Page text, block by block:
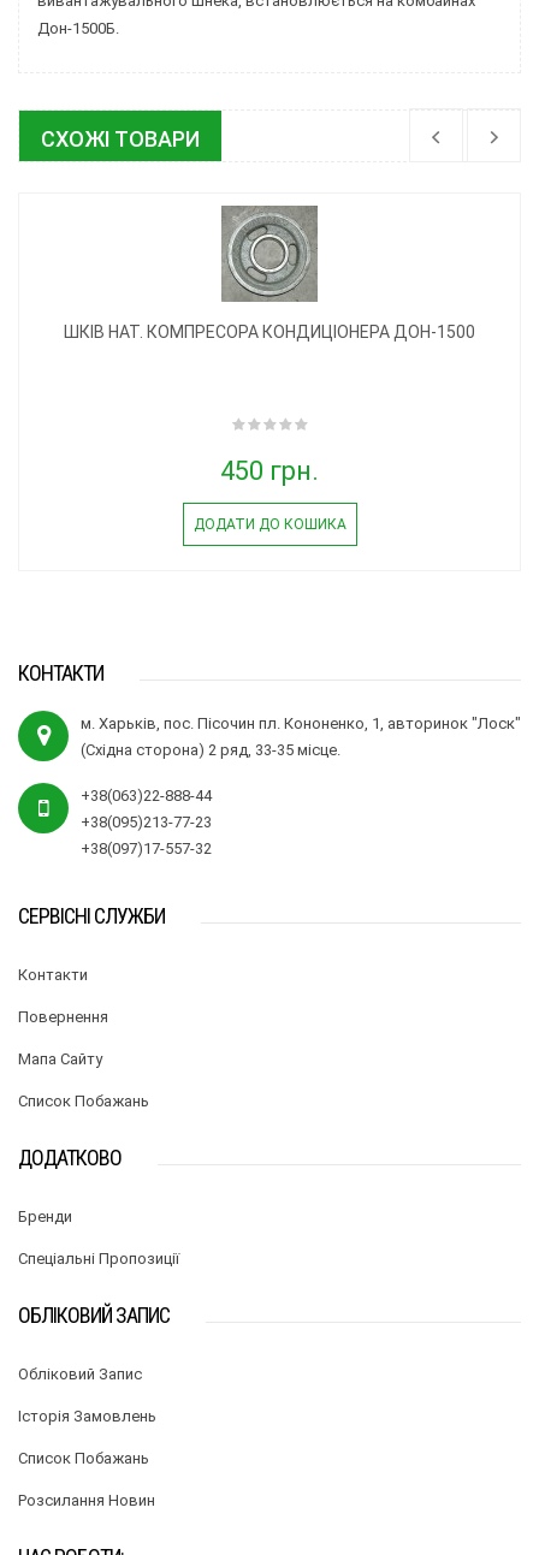
Дон-1500Б.
СХОЖІ ТОВАРИ
ШКІВ НАТ. КОМПРЕСОРА КОНДИЦІОНЕРА ДОН-1500
450 грн.
ДОДАТИ ДО КОШИКА
КОНТАКТИ
м. Харьків, пос. Пісочин пл. Кононенко, 1, авторинок "Лоск"
(Східна сторона) 2 ряд, 33-35 місце.
+38(063)22-888-44
+38(095)213-77-23
+38(097)17-557-32
СЕРВІСНІ СЛУЖБИ
Контакти
Повернення
Мапа Сайту
Список Побажань
ДОДАТКОВО
Бренди
Спеціальні Пропозиції
ОБЛІКОВИЙ ЗАПИС
Обліковий Запис
Історія Замовлень
Список Побажань
Розсилання Новин